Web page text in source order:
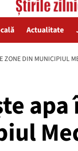
Actualitate
ZONE DIN MUNICIPIUL